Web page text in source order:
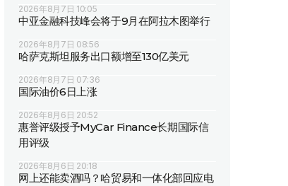
2026年8月7日 10:05
中亚金融科技峰会将于9月在阿拉木图举行
2026年8月7日 08:56
哈萨克斯坦服务出口额增至130亿美元
2026年8月7日 07:36
国际油价6日上涨
2026年8月6日 20:52
惠誉评级授予MyCar Finance长期国际信
用评级
2026年8月6日 20:18
网上还能卖酒吗？哈贸易和一体化部回应电